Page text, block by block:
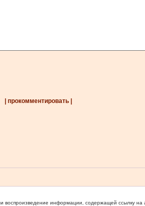
| прокомментировать |
воспроизведение информации, содержащей ссылку на